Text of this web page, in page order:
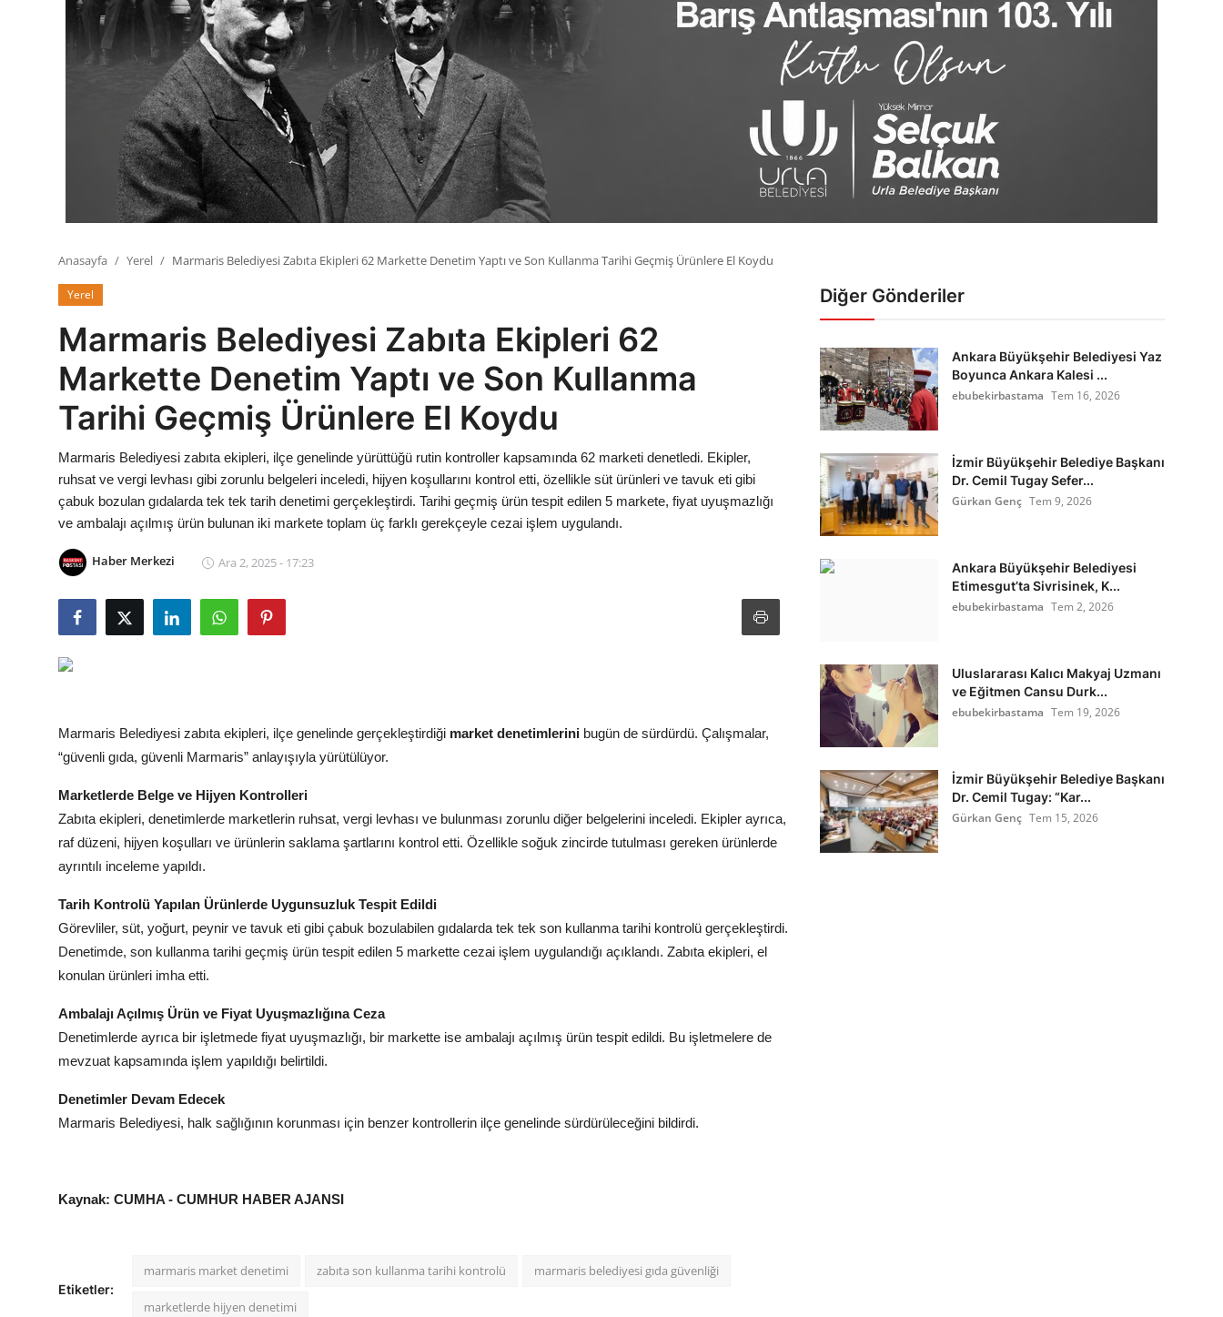
Kamu Kurumları ve Üst Kurullar
Anasayfa Yerel Marmaris Belediyesi Zabıta Ekipleri 62 Markette Denetim Yaptı ve Son Kullanma Tarihi Geçmiş Ürünlere El Koydu
Yerel
Marmaris Belediyesi Zabıta Ekipleri 62
Markette Denetim Yaptı ve Son Kullanma
Tarihi Geçmiş Ürünlere El Koydu
Marmaris Belediyesi zabıta ekipleri, ilçe genelinde yürüttüğü rutin kontroller kapsamında 62 marketi denetledi. Ekipler,
ruhsat ve vergi levhası gibi zorunlu belgeleri inceledi, hijyen koşullarını kontrol etti, özellikle süt ürünleri ve tavuk eti gibi
çabuk bozulan gıdalarda tek tek tarih denetimi gerçekleştirdi. Tarihi geçmiş ürün tespit edilen 5 markete, fiyat uyuşmazlığı
ve ambalajı açılmış ürün bulunan iki markete toplam üç farklı gerekçeyle cezai işlem uygulandı.
Haber Merkezi Ara 2, 2025 - 17:23
Marmaris Belediyesi zabıta ekipleri, ilçe genelinde gerçekleştirdiği market denetimlerini bugün de sürdürdü. Çalışmalar,
“güvenli gıda, güvenli Marmaris” anlayışıyla yürütülüyor.
Marketlerde Belge ve Hijyen Kontrolleri
Zabıta ekipleri, denetimlerde marketlerin ruhsat, vergi levhası ve bulunması zorunlu diğer belgelerini inceledi. Ekipler ayrıca,
raf düzeni, hijyen koşulları ve ürünlerin saklama şartlarını kontrol etti. Özellikle soğuk zincirde tutulması gereken ürünlerde
ayrıntılı inceleme yapıldı.
Tarih Kontrolü Yapılan Ürünlerde Uygunsuzluk Tespit Edildi
Görevliler, süt, yoğurt, peynir ve tavuk eti gibi çabuk bozulabilen gıdalarda tek tek son kullanma tarihi kontrolü gerçekleştirdi.
Denetimde, son kullanma tarihi geçmiş ürün tespit edilen 5 markette cezai işlem uygulandığı açıklandı. Zabıta ekipleri, el
konulan ürünleri imha etti.
Ambalajı Açılmış Ürün ve Fiyat Uyuşmazlığına Ceza
Denetimlerde ayrıca bir işletmede fiyat uyuşmazlığı, bir markette ise ambalajı açılmış ürün tespit edildi. Bu işletmelere de
mevzuat kapsamında işlem yapıldığı belirtildi.
Denetimler Devam Edecek
Marmaris Belediyesi, halk sağlığının korunması için benzer kontrollerin ilçe genelinde sürdürüleceğini bildirdi.
Kaynak: CUMHA - CUMHUR HABER AJANSI
Etiketler:
marmaris market denetimi zabıta son kullanma tarihi kontrolü marmaris belediyesi gıda güvenliği
marketlerde hijyen denetimi
Diğer Gönderiler
Ankara Büyükşehir Belediyesi Yaz
Boyunca Ankara Kalesi ...
ebubekirbastama Tem 16, 2026
İzmir Büyükşehir Belediye Başkanı
Dr. Cemil Tugay Sefer...
Gürkan Genç Tem 9, 2026
Ankara Büyükşehir Belediyesi
Etimesgut’ta Sivrisinek, K...
ebubekirbastama Tem 2, 2026
Uluslararası Kalıcı Makyaj Uzmanı
ve Eğitmen Cansu Durk...
ebubekirbastama Tem 19, 2026
İzmir Büyükşehir Belediye Başkanı
Dr. Cemil Tugay: “Kar...
Gürkan Genç Tem 15, 2026